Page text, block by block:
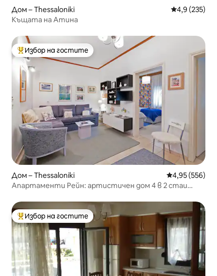
Дом – Thessaloniki Средна
4,9 (235)
Къщата на Атина
Най-популярен избор на гостите
Избор на гостите
Дом – Thessaloniki Средна
4,95 (556)
Апартаменти Рейн: артистичен дом 4 в 2 стаи
Най-популярен избор на гостите
Избор на гостите